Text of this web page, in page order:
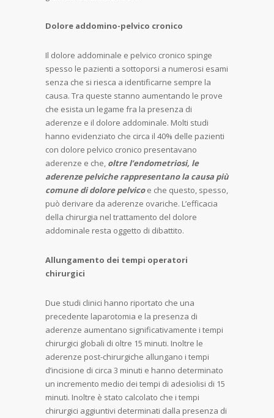
Dolore addomino-pelvico cronico
Il dolore addominale e pelvico cronico spinge
spesso le pazienti a sottoporsi a numerosi esami
senza che si riesca a identificarne sempre la
causa. Tra queste stanno aumentando le prove
che esista un legame fra la presenza di
aderenze e il dolore addominale. Molti studi
hanno evidenziato che circa il 40% delle pazienti
con dolore pelvico cronico presentavano
aderenze e che, oltre l’endometriosi, le
aderenze pelviche rappresentano la causa più
comune di dolore pelvicoe che questo, spesso,
può derivare da aderenze ovariche. L’efficacia
della chirurgia nel trattamento del dolore
addominale resta oggetto di dibattito.
Allungamento dei tempi operatori
chirurgici
Due studi clinici hanno riportato che una
precedente laparotomia e la presenza di
aderenze aumentano significativamente i tempi
chirurgici globali di oltre 15 minuti. Inoltre le
aderenze post-chirurgiche allungano i tempi
d’incisione di circa 3 minuti e hanno determinato
un incremento medio dei tempi di adesiolisi di 15
minuti. Inoltre è stato calcolato che i tempi
chirurgici aggiuntivi determinati dalla presenza di